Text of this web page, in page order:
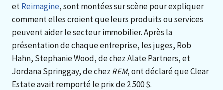
etReimagine, sont montées sur scène pour expliquer
comment elles croient que leurs produits ou services
peuvent aider le secteur immobilier. Après la
présentation de chaque entreprise, les juges, Rob
Hahn, Stephanie Wood, de chez Alate Partners, et
Jordana Springgay, de chez REM, ont déclaré que Clear
Estate avait remporté le prix de 2 500 $.